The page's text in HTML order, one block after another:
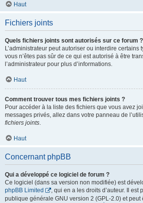
Haut
Fichiers joints
Quels fichiers joints sont autorisés sur ce forum ?
L’administrateur peut autoriser ou interdire certains
vous n’êtes pas sûr de ce qui est autorisé à être
l’administrateur pour plus d’informations.
Haut
Comment trouver tous mes fichiers joints ?
Pour accéder à la liste des fichiers que vous avez
messages privés, allez dans votre panneau de
fichiers joints.
Haut
Concernant phpBB
Qui a développé ce logiciel de forum ?
Ce logiciel (dans sa version non modifiée) est
phpBB Limited
, qui en a les droits d’auteur. Il est
publique générale GNU version 2 (GPL-2.0) et peut